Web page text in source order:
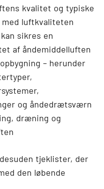
kvalitet og typiske
luftkvaliteten
sikres en
af åndemiddelluften
– herunder
og åndedrætsværn
dræning og
tjeklister, der
den løbende